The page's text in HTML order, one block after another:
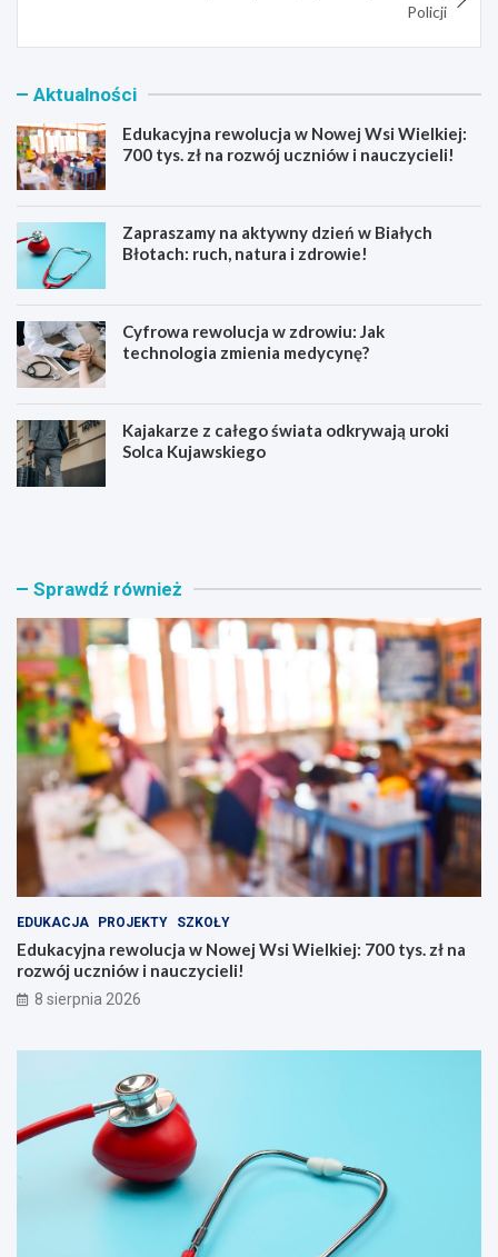
Policji
Aktualności
Edukacyjna rewolucja w Nowej Wsi Wielkiej:
700 tys. zł na rozwój uczniów i nauczycieli!
Zapraszamy na aktywny dzień w Białych
Błotach: ruch, natura i zdrowie!
Cyfrowa rewolucja w zdrowiu: Jak
technologia zmienia medycynę?
Kajakarze z całego świata odkrywają uroki
Solca Kujawskiego
E
c
j
n
a
r
e
w
o
u
c
w
o
w
e
j
W
i
l
Z
s
a
m
y
n
a
a
k
y
w
d
i
e
ń
w
B
a
h
Sprawdź również
EDUKACJA PROJEKTY SZKOŁY
Edukacyjna rewolucja w Nowej Wsi Wielkiej: 700 tys. zł na
rozwój uczniów i nauczycieli!
8 sierpnia 2026